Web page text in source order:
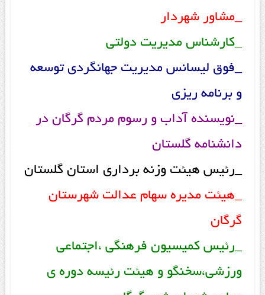
_مشاور شهردار
_کارشناس مدیریت دولتی
_فوق لیسانس مدیریت جهانگردی توسعه
و برنامه ریزی
_نویسنده آداب و رسوم مردم گرگان در
دانشنامه گلستان
_رئیس هیئت وزنه برداری استان گلستان
_هیئت مدیره سهام عدالت شهرستان
گرگان
_رئیس کمیسیون فرهنگی ،اجتماعی
ورزشی،سخنگو و هیئت رئیسه دوره ی